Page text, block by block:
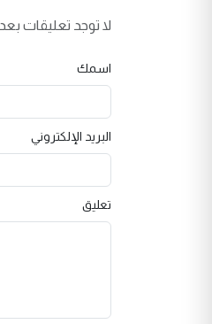
لا توجد تعليقات
اسمك
البريد الإلكتروني
تعليق